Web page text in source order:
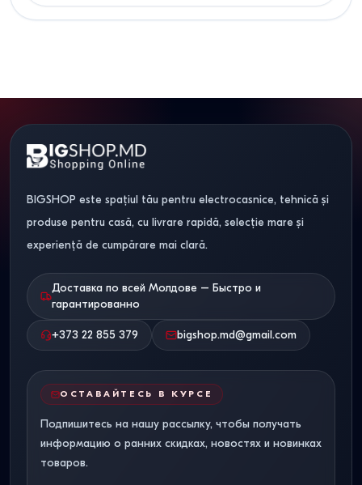
BIGSHOP este spațiul tău pentru electrocasnice, tehnică și
produse pentru casă, cu livrare rapidă, selecție mare și
experiență de cumpărare mai clară.
Доставка по всей Молдове – Быстро и
гарантированно
+373 22 855 379 bigshop.md@gmail.com
ОСТАВАЙТЕСЬ В КУРСЕ
Подпишитесь на нашу рассылку, чтобы получать
информацию о ранних скидках, новостях и новинках
товаров.